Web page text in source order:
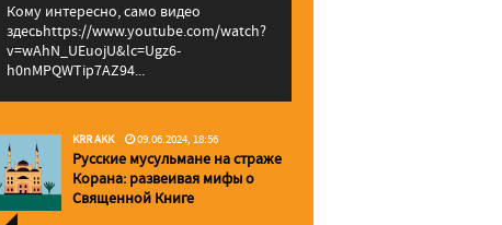
Кому интересно, само видео
здесьhttps://www.youtube.com/watch?
v=wAhN_UEuojU&lc=Ugz6-
h0nMPQWTip7AZ94...
KRR AKK 09.06.2024, 18:56
Русские мусульмане на страже
Корана: pазвеивая мифы о
Священной Книге